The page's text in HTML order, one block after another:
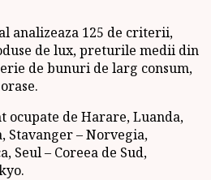
analizeaza 125 de criterii,
de lux, preturile medii din
de bunuri de larg consum,
ocupate de Harare, Luanda,
Stavanger – Norvegia,
Seul – Coreea de Sud,